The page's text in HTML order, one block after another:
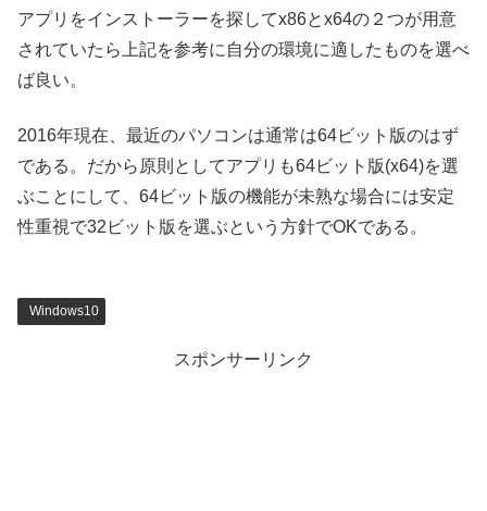
アプリをインストーラーを探してx86とx64の２つが用意
されていたら上記を参考に自分の環境に適したものを選べ
ば良い。
2016年現在、最近のパソコンは通常は64ビット版のはず
である。だから原則としてアプリも64ビット版(x64)を選
ぶことにして、64ビット版の機能が未熟な場合には安定
性重視で32ビット版を選ぶという方針でOKである。
Windows10
スポンサーリンク